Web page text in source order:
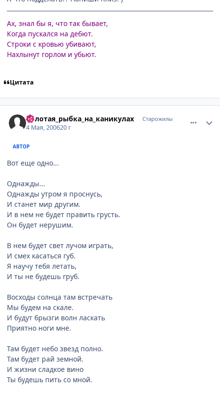
Ах, знал бы я, что так бывает,
Когда пускался на дебют.
Строки с кровью убивают,
Нахлынут горлом и убьют.
Цитата
Золотая_рыбка_на_каникулах Старожилы
4 Мая, 200620 г
АВТОР
Вот еще одно...
Однажды...
Однажды утром я проснусь,
И станет мир другим.
И в нем не будет править грусть.
Он будет нерушим.
В нем будет свет лучом играть,
И смех касаться губ.
Я научу тебя летать,
И ты не будешь груб.
Восходы солнца там встречать
Мы будем на скале.
И будут брызги волн ласкать
Приятно ноги мне.
Там будет небо звезд полно.
Там будет рай земной.
И жизни сладкое вино
Ты будешь пить со мной.